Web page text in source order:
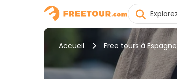
Accueil Free tours à Espagne